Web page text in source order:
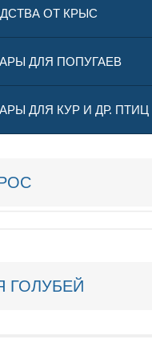
ОТ КРЫС
ДЛЯ ПОПУГАЕВ
ДЛЯ КУР И ДР. ПТИЦ
ГОЛУБЕЙ